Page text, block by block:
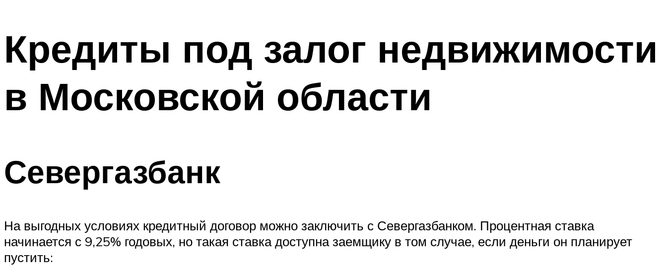
Кредиты под залог недвижимости
в Московской области
Севергазбанк
На выгодных условиях кредитный договор можно заключить с Севергазбанком. Процентная ставка
начинается с 9,25% годовых, но такая ставка доступна заемщику в том случае, если деньги он планирует
пустить: